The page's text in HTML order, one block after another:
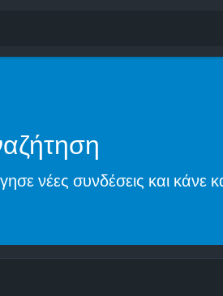
νέες συνδέσεις και κάνε